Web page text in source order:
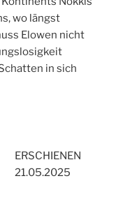
wo längst
Elowen nicht
in sich
ERSCHIENEN
21.05.2025